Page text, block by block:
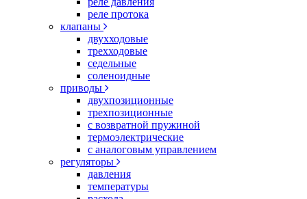
реле протока
клапаны
двухходовые
трехходовые
седельные
соленоидные
приводы
двухпозиционные
трехпозиционные
с возвратной пружиной
термоэлектрические
с аналоговым управлением
регуляторы
давления
температуры